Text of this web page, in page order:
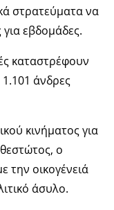
στρατεύματα να
εβδομάδες.
καταστρέφουν
άνδρες
κινήματος για
ο
την οικογένειά
άσυλο.